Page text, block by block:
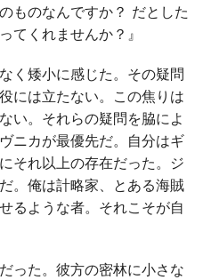
ものなんですか？ だとした
てくれませんか？』
く矮小に感じた。その疑問
には立たない。この焦りは
い。それらの疑問を脇によ
ニカが最優先だ。自分はギ
それ以上の存在だった。ジ
。俺は計略家、とある海賊
るような者。それこそが自
った。彼方の密林に小さな